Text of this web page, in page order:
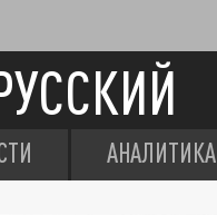
АНАЛИТИКА